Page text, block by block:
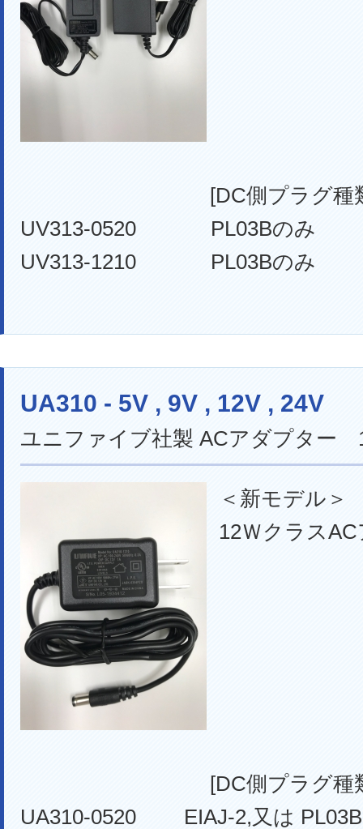
[DC側プラグ種
UV313-0520 PL03Bのみ
UV313-1210 PL03Bのみ
UA310 - 5V , 9V , 12V , 24V
ユニファイブ社製 ACアダプター
＜新モデル
12Ｗクラス
[DC側プラグ種
UA310-0520 EIAJ-2,又は PL03B